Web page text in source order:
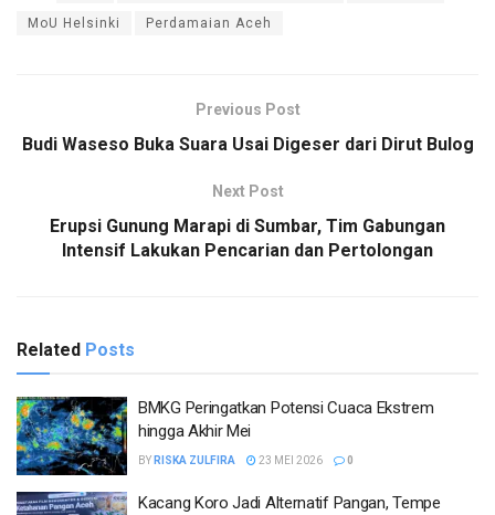
MoU Helsinki Perdamaian Aceh
Previous Post
Budi Waseso Buka Suara Usai Digeser dari Dirut Bulog
Next Post
Erupsi Gunung Marapi di Sumbar, Tim Gabungan
Intensif Lakukan Pencarian dan Pertolongan
Related Posts
BMKG Peringatkan Potensi Cuaca Ekstrem
hingga Akhir Mei
BY RISKA ZULFIRA 23 MEI 2026 0
Kacang Koro Jadi Alternatif Pangan, Tempe